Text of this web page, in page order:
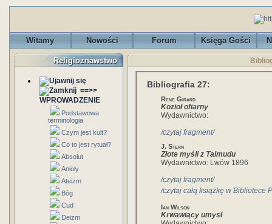
Witamy Nowości Forum Księga Gości
Religioznawstwo
==>>
WPROWADZENIE
Podstawowa
terminologia
Czym jest kult?
Co to jest rytuał?
Absolut
Anioły
Ateizm
Bóg
Cud
Deizm
Bibliografia 27:
Rene Girard
Kozioł ofiarny
Wydawnictwo:
/czytaj fragment/
J. Stern
Złote myśli z Talmudu
Wydawnictwo: Lwów 1896
/czytaj fragment/
/czytaj całą książkę w Bibliotece
Ian Wilson
Krwawiący umysł